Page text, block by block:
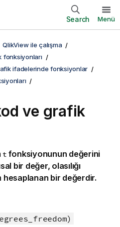
Search Menü
QlikView ile çalışma
fonksiyonları
ifadelerinde fonksiyonlar
ve grafik
tfonksiyonunun değerini
bir değer, olasılığı
bir değerdir.